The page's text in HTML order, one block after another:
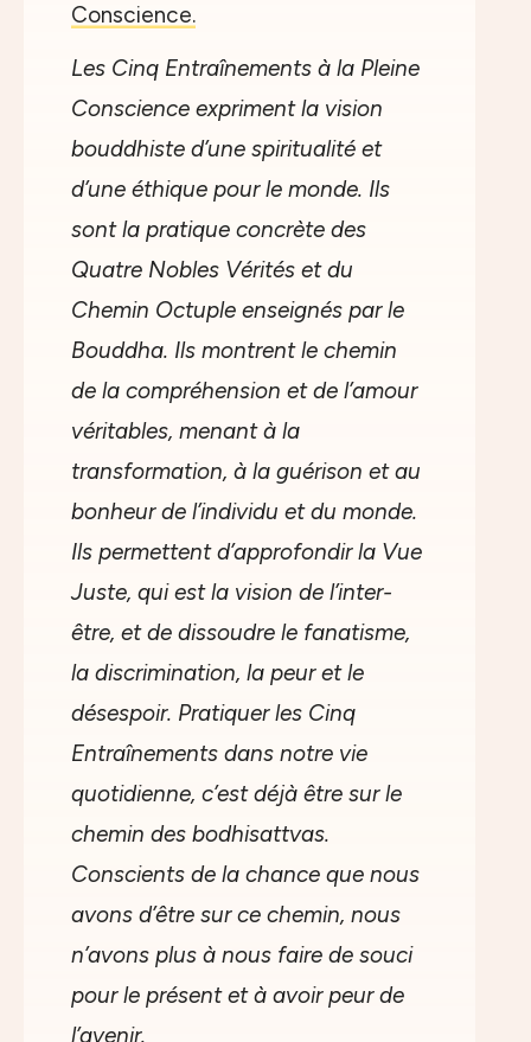
Conscience.
Les Cinq Entraînements à la Pleine
Conscience expriment la vision
bouddhiste d’une spiritualité et
d’une éthique pour le monde. Ils
sont la pratique concrète des
Quatre Nobles Vérités et du
Chemin Octuple enseignés par le
Bouddha. Ils montrent le chemin
de la compréhension et de l’amour
véritables, menant à la
transformation, à la guérison et au
bonheur de l’individu et du monde.
Ils permettent d’approfondir la Vue
Juste, qui est la vision de l’inter-
être, et de dissoudre le fanatisme,
la discrimination, la peur et le
désespoir. Pratiquer les Cinq
Entraînements dans notre vie
quotidienne, c’est déjà être sur le
chemin des bodhisattvas.
Conscients de la chance que nous
avons d’être sur ce chemin, nous
n’avons plus à nous faire de souci
pour le présent et à avoir peur de
l’avenir.